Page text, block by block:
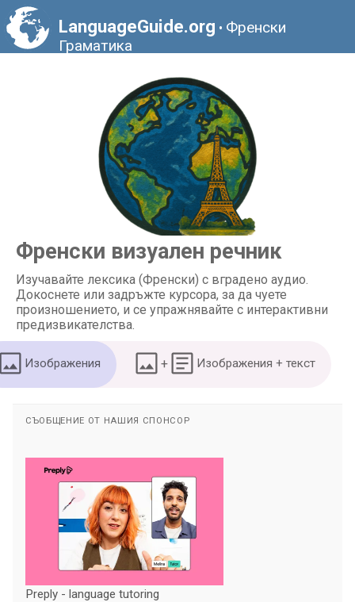
LanguageGuide.org • Френски
Граматика
Френски визуален речник
Изучавайте лексика (Френски) с вградено аудио.
Докоснете или задръжте курсора, за да чуете
произношението, и се упражнявайте с интерактивни
предизвикателства.
Изображения + Изображения + текст
СЪОБЩЕНИЕ ОТ НАШИЯ СПОНСОР
Preply - language tutoring